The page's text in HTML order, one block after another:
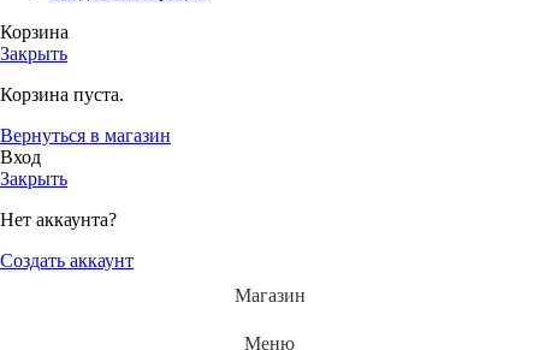
Корзина
Закрыть
Корзина пуста.
Вернуться в магазин
Вход
Закрыть
Нет аккаунта?
Создать аккаунт
Магазин
Меню